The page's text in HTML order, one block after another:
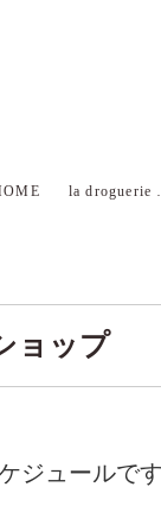
la droguerie
ョップ
ジュールで